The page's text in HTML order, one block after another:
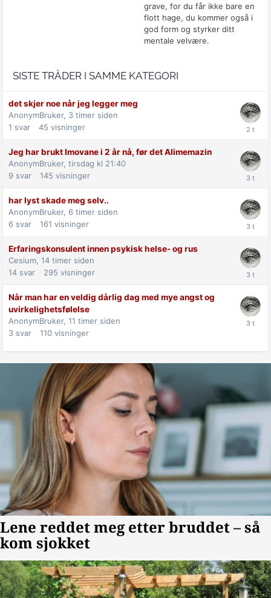
grave, for du får ikke bare en
flott hage, du kommer også i
god form og styrker ditt
mentale velvære.
SISTE TRÅDER I SAMME KATEGORI
det skjer noe når jeg legger meg
AnonymBruker, 3 timer siden
1 svar 45 visninger
Jeg har brukt Imovane i 2 år nå, før det Alimemazin
AnonymBruker, tirsdag kl 21:40
9 svar 145 visninger
har lyst skade meg selv..
AnonymBruker, 6 timer siden
6 svar 161 visninger
Erfaringskonsulent innen psykisk helse- og rus
Cesium, 14 timer siden
14 svar 295 visninger
Når man har en veldig dårlig dag med mye angst og
uvirkelighetsfølelse
AnonymBruker, 11 timer siden
3 svar 110 visninger